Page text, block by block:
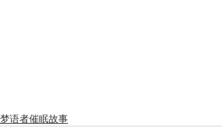
梦语者催眠故事